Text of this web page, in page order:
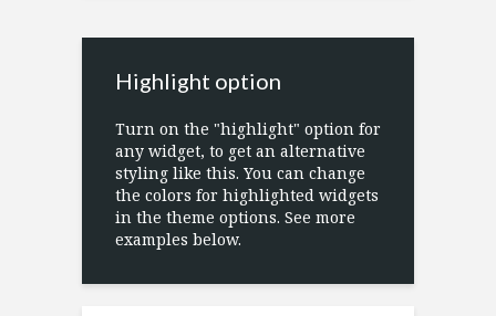
Highlight option
Turn on the "highlight" option for
any widget, to get an alternative
styling like this. You can change
the colors for highlighted widgets
in the theme options. See more
examples below.